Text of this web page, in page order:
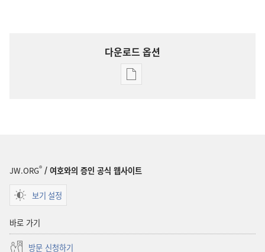
다운로드 옵션
출판물
JW.ORG® / 여호와의 증인 공식 웹사이트
보기 설정
바로 가기
방문 신청하기